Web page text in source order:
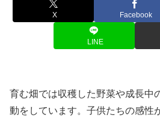
X Facebook
LINE
育む畑では収穫した野菜や成長中
動をしています。子供たちの感性